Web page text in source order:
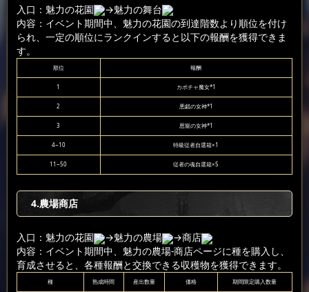
入口：魅力の花園
→魅力の舞台
内容：イベント期間中、魅力の花園の到達階数より順位を付け
られ、一定の順位にランクインすると以下の報酬を獲得できま
す。
順位 報酬
1 カボチャ魔女*1
2 悪戯の女神*1
3 恩寵の女神*1
4~10 特級従者自選箱×1
11~50 従者の魂自選箱×5
4.農場商店
入口：魅力の花園 →魅力の農場
→商店
内容：イベント期間中、魅力の農場-商店ページに種を購入し、
育成させると、各種報酬と交換できる収穫物を獲得できます。
種 熟成時間 産出数量 価格 期間限定購入数量